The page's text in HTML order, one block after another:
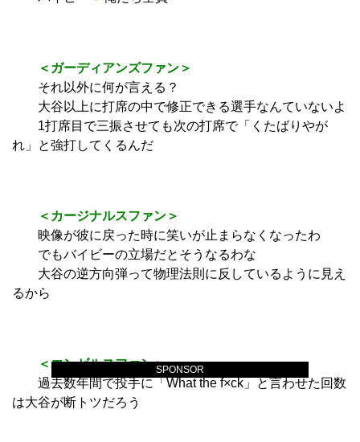
SPONSOR
＜ガーディアンズファン＞
それ以外に何が言える？
大谷以上に打席の中で修正できる選手なんていないよ
1打席目で三振させても次の打席で「くたばりやが
れ」と強打してくるんだ
＜カージナルスファン＞
映像が彼に戻った時に笑いが止まらなくなったわ
でもバイビーの立場だとそうなるわな
大谷の逆方向弾って物理法則に反しているように見え
るから
＜エンゼルスファン＞
過去数年間で投手に「What the f×ck」と言わせた回数
は大谷が断トツだろう